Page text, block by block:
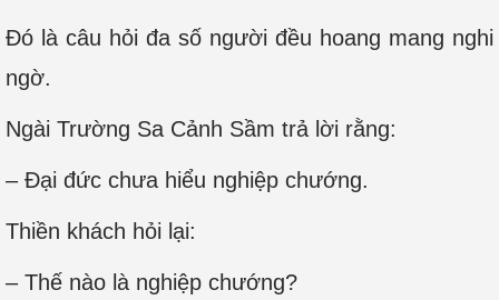
Đó là câu hỏi đa số người đều hoang mang nghi
ngờ.
Ngài Trường Sa Cảnh Sầm trả lời rằng:
– Đại đức chưa hiểu nghiệp chướng.
Thiền khách hỏi lại:
– Thế nào là nghiệp chướng?